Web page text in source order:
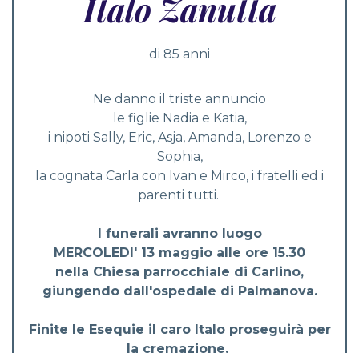
Italo Zanutta
di 85 anni
Ne danno il triste annuncio
le figlie Nadia e Katia,
i nipoti Sally, Eric, Asja, Amanda, Lorenzo e
Sophia,
la cognata Carla con Ivan e Mirco, i fratelli ed i
parenti tutti.
I funerali avranno luogo
MERCOLEDI' 13 maggio alle ore 15.30
nella Chiesa parrocchiale di Carlino,
giungendo dall'ospedale di Palmanova.
Finite le Esequie il caro Italo proseguirà per
la cremazione.